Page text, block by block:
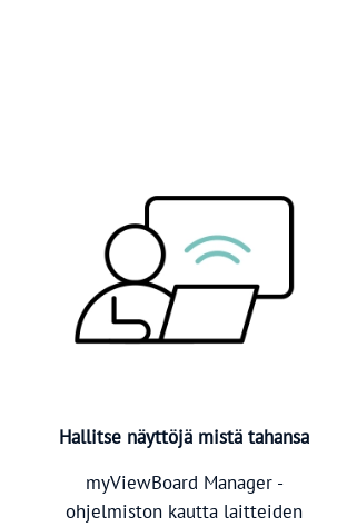
Hallitse näyttöjä mistä tahansa
myViewBoard Manager -
ohjelmiston kautta laitteiden